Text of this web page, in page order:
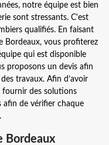
notre équipe est bien
sont stressants. C'est
qualifiés. En faisant
Bordeaux, vous profiterez
qui est disponible
proposons un devis afin
travaux. Afin d’avoir
fournir des solutions
afin de vérifier chaque
Bordeaux